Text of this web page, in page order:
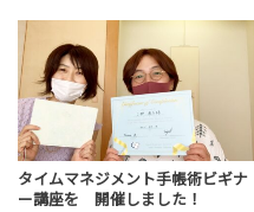
タイムマネジメント手帳術ビギナ
ー講座を 開催しました！